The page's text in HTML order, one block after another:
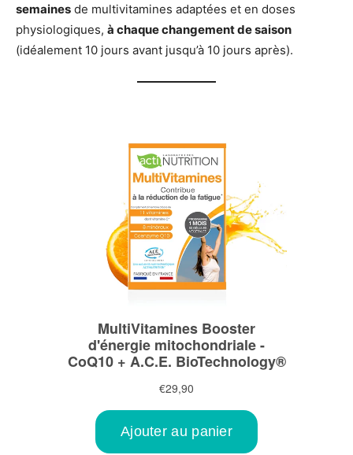
semaines de multivitamines adaptées et en doses
physiologiques, à chaque changement de saison
(idéalement 10 jours avant jusqu’à 10 jours après).